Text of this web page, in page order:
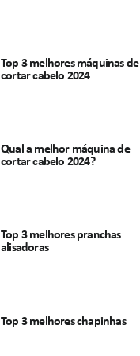
Top 3 melhores máquinas de
cortar cabelo 2024
Qual a melhor máquina de
cortar cabelo 2024?
Top 3 melhores pranchas
alisadoras
Top 3 melhores chapinhas